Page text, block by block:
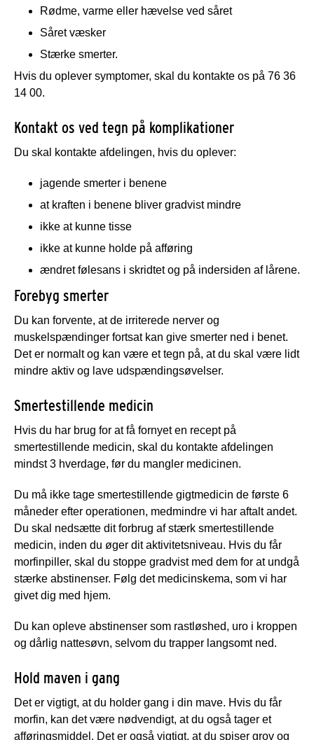
Rødme, varme eller hævelse ved såret
Såret væsker
Stærke smerter.
Hvis du oplever symptomer, skal du kontakte os på 76 36
14 00.
Kontakt os ved tegn på komplikationer
Du skal kontakte afdelingen, hvis du oplever:
jagende smerter i benene
at kraften i benene bliver gradvist mindre
ikke at kunne tisse
ikke at kunne holde på afføring
ændret følesans i skridtet og på indersiden af lårene.
Forebyg smerter
Du kan forvente, at de irriterede nerver og
muskelspændinger fortsat kan give smerter ned i benet.
Det er normalt og kan være et tegn på, at du skal være lidt
mindre aktiv og lave udspændingsøvelser.
Smertestillende medicin
Hvis du har brug for at få fornyet en recept på
smertestillende medicin, skal du kontakte afdelingen
mindst 3 hverdage, før du mangler medicinen.
Du må ikke tage smertestillende gigtmedicin de første 6
måneder efter operationen, medmindre vi har aftalt andet.
Du skal nedsætte dit forbrug af stærk smertestillende
medicin, inden du øger dit aktivitetsniveau. Hvis du får
morfinpiller, skal du stoppe gradvist med dem for at undgå
stærke abstinenser. Følg det medicinskema, som vi har
givet dig med hjem.
Du kan opleve abstinenser som rastløshed, uro i kroppen
og dårlig nattesøvn, selvom du trapper langsomt ned.
Hold maven i gang
Det er vigtigt, at du holder gang i din mave. Hvis du får
morfin, kan det være nødvendigt, at du også tager et
afføringsmiddel. Det er også vigtigt, at du spiser grov og